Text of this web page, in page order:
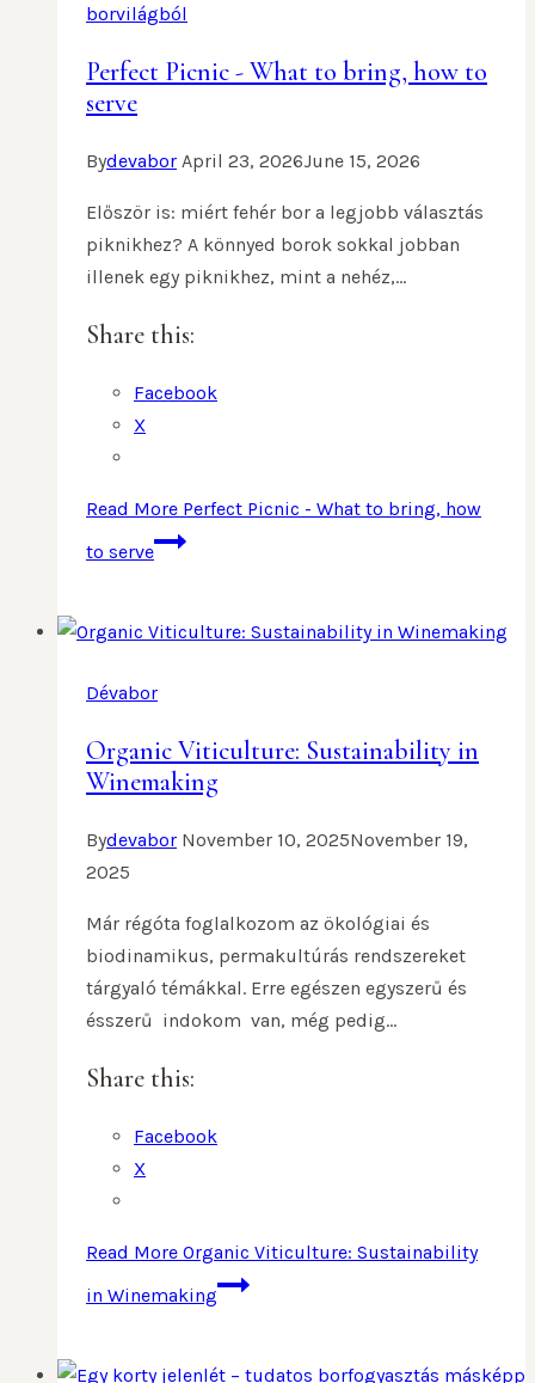
borvilágból
Perfect Picnic - What to bring, how to
serve
Bydevabor April 23, 2026June 15, 2026
Először is: miért fehér bor a legjobb választás
piknikhez? A könnyed borok sokkal jobban
illenek egy piknikhez, mint a nehéz,…
Share this:
Facebook
X
Read More Perfect Picnic - What to bring, how
to serve
Dévabor
Organic Viticulture: Sustainability in
Winemaking
Bydevabor November 10, 2025November 19,
2025
Már régóta foglalkozom az ökológiai és
biodinamikus, permakultúrás rendszereket
tárgyaló témákkal. Erre egészen egyszerű és
ésszerű indokom van, még pedig…
Share this:
Facebook
X
Read More Organic Viticulture: Sustainability
in Winemaking